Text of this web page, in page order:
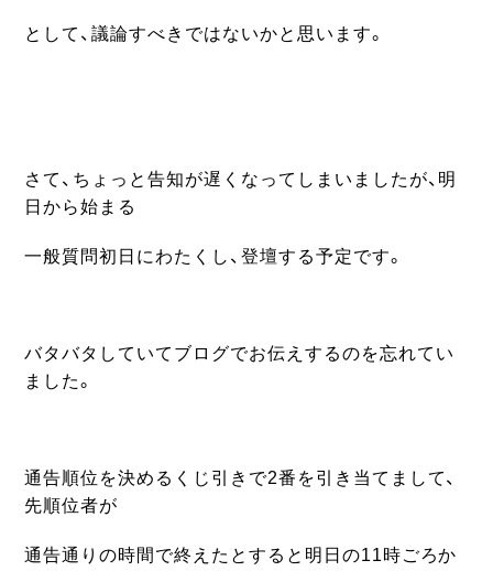
として、議論すべきではないかと 思います。
さて、ちょっと告知が遅くなってしまいましたが、明
日から始まる
一般質問初日にわたくし、登壇する予定です。
バタバタしていてブログでお伝えするのを忘れてい
ました。
通告順位を決めるくじ引きで2番を引き当てまして、
先順位者が
通告通りの時間で終えたとすると明日の11時ごろか